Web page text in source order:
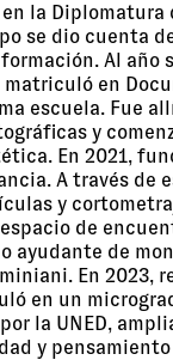
la
se dio cuenta
Al
en
escuela. Fue
y
En 2021,
A través de
y
de
ayudante de
En 2023,
en un
la UNED,
y